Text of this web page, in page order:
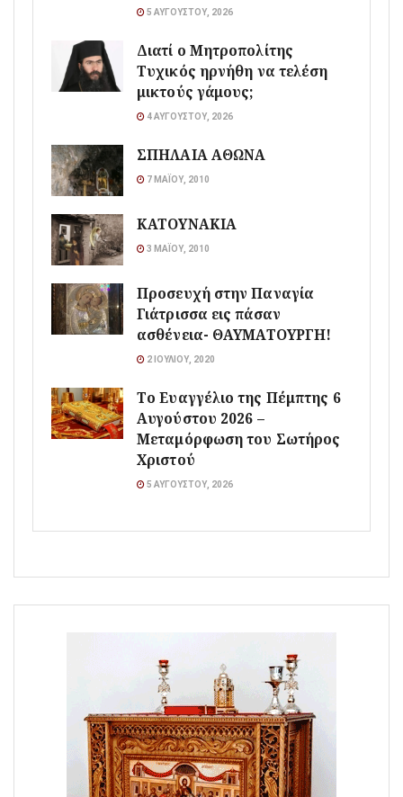
5 ΑΥΓΟΎΣΤΟΥ, 2026
Διατί ο Μητροπολίτης
Τυχικός ηρνήθη να τελέση
μικτούς γάμους;
4 ΑΥΓΟΎΣΤΟΥ, 2026
ΣΠΗΛΑΙΑ ΑΘΩΝΑ
7 ΜΑΪ́ΟΥ, 2010
ΚΑΤΟΥΝΑΚΙΑ
3 ΜΑΪ́ΟΥ, 2010
Προσευχή στην Παναγία
Γιάτρισσα εις πάσαν
ασθένεια- ΘΑΥΜΑΤΟΥΡΓΗ!
2 ΙΟΥΛΊΟΥ, 2020
Το Ευαγγέλιο της Πέμπτης 6
Αυγούστου 2026 –
Μεταμόρφωση του Σωτήρος
Χριστού
5 ΑΥΓΟΎΣΤΟΥ, 2026